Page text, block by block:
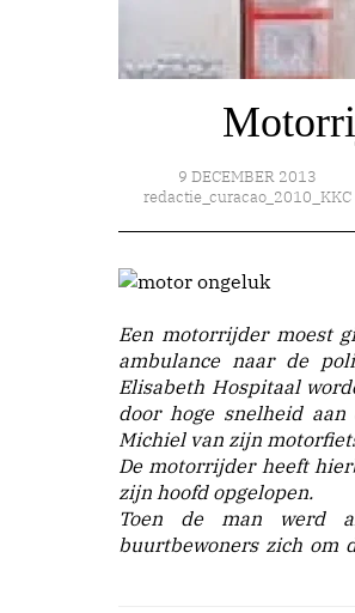
9 DECEMBER 2013
redactie_curacao_2010_KKC
Een motorrijder moest
ambulance naar de
Elisabeth Hospitaal
door hoge snelheid
Michiel van zijn
De motorrijder heeft
zijn hoofd opgelopen.
Toen de man werd
buurtbewoners zich om